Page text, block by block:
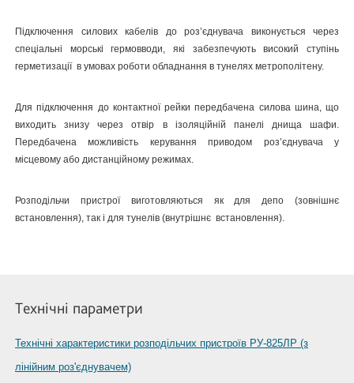
Підключення силових кабелів до роз’єднувача виконується через
спеціальні морські гермовводи, які забезпечують високий ступінь
герметизації в умовах роботи обладнання в тунелях метрополітену.
Для підключення до контактної рейки передбачена силова шина, що
виходить знизу через отвір в ізоляційній панелі днища шафи.
Передбачена можливість керування приводом роз’єднувача у
місцевому або дистанційному режимах.
Розподільчи пристрої виготовляються як для депо (зовнішнє
встановлення), так і для тунелів (внутрішнє встановлення).
Технічні параметри
Технічні характеристики розподільчих пристроїв РУ-825ЛР (з
лінійним роз'єднувачем)